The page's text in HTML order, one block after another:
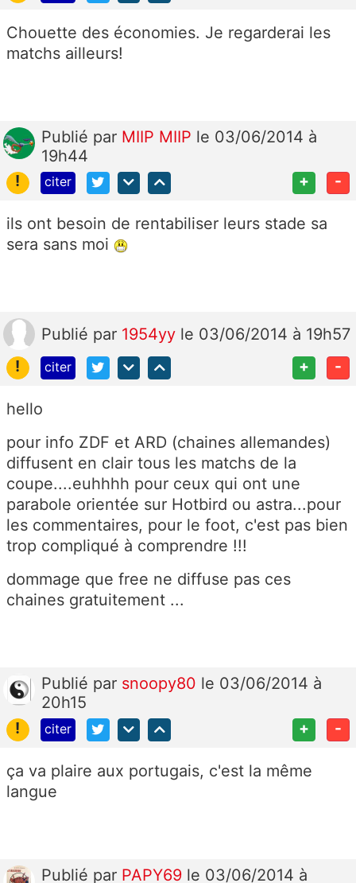
Chouette des économies. Je regarderai les
matchs ailleurs!
Publié par MIIP MIIP le 03/06/2014 à
19h44
!
citer + -
ils ont besoin de rentabiliser leurs stade sa
sera sans moi
Publié par 1954yy le 03/06/2014 à 19h57
!
citer + -
hello
pour info ZDF et ARD (chaines allemandes)
diffusent en clair tous les matchs de la
coupe....euhhhh pour ceux qui ont une
parabole orientée sur Hotbird ou astra...pour
les commentaires, pour le foot, c'est pas bien
trop compliqué à comprendre !!!
dommage que free ne diffuse pas ces
chaines gratuitement ...
Publié par snoopy80 le 03/06/2014 à
20h15
!
citer + -
ça va plaire aux portugais, c'est la même
langue
Publié par PAPY69 le 03/06/2014 à